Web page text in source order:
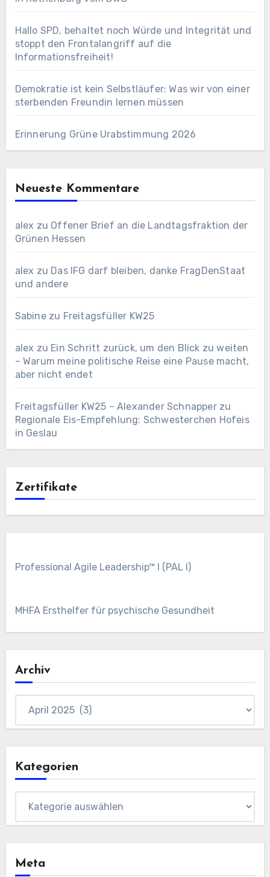
Hallo SPD, behaltet noch Würde und Integrität und
stoppt den Frontalangriff auf die
Informationsfreiheit!
Demokratie ist kein Selbstläufer: Was wir von einer
sterbenden Freundin lernen müssen
Erinnerung Grüne Urabstimmung 2026
Neueste Kommentare
alex zu Offener Brief an die Landtagsfraktion der
Grünen Hessen
alex zu Das IFG darf bleiben, danke FragDenStaat
und andere
Sabinezu Freitagsfüller KW25
alex zu Ein Schritt zurück, um den Blick zu weiten
– Warum meine politische Reise eine Pause macht,
aber nicht endet
Freitagsfüller KW25 – Alexander Schnapperzu
Regionale Eis-Empfehlung: Schwesterchen Hofeis
in Geslau
Zertifikate
Professional Agile Leadership™ I (PAL I)
MHFA Ersthelfer für psychische Gesundheit
Archiv
Kategorien
Meta